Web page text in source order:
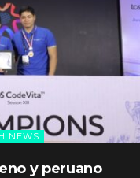
NEWS
y peruano